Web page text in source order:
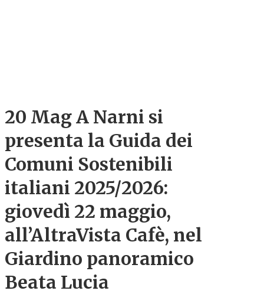
20 MagA Narni si
presenta la Guida dei
Comuni Sostenibili
italiani 2025/2026:
giovedì 22 maggio,
all’AltraVista Cafè, nel
Giardino panoramico
Beata Lucia